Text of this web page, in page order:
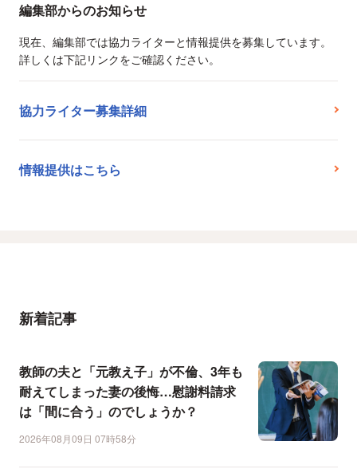
編集部からのお知らせ
現在、編集部では協力ライターと情報提供を募集しています。
詳しくは下記リンクをご確認ください。
協力ライター募集詳細
情報提供はこちら
新着記事
教師の夫と「元教え子」が不倫、3年も
耐えてしまった妻の後悔…慰謝料請求
は「間に合う」のでしょうか？
2026年08月09日 07時58分